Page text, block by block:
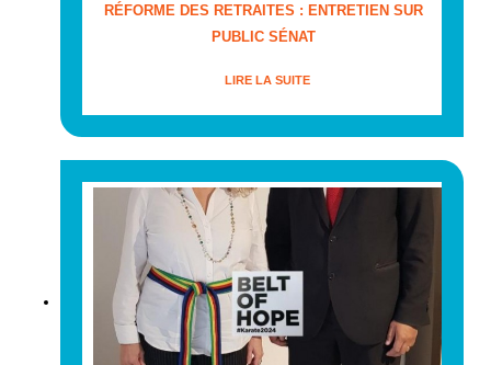
RÉFORME DES RETRAITES : ENTRETIEN SUR
PUBLIC SÉNAT
LIRE LA SUITE